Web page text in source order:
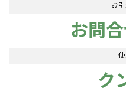
お
お問
ク